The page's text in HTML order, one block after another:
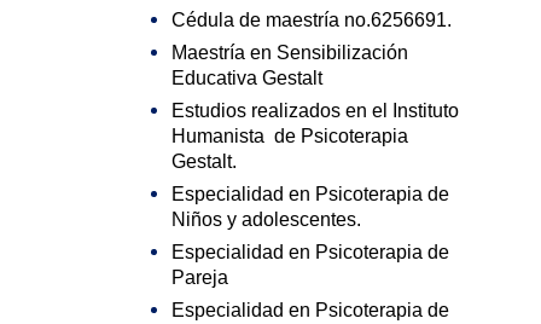
Cédula de maestría no.6256691.
Maestría en Sensibilización
Educativa Gestalt
Estudios realizados en el Instituto
Humanista de Psicoterapia
Gestalt.
Especialidad en Psicoterapia de
Niños y adolescentes.
Especialidad en Psicoterapia de
Pareja
Especialidad en Psicoterapia de